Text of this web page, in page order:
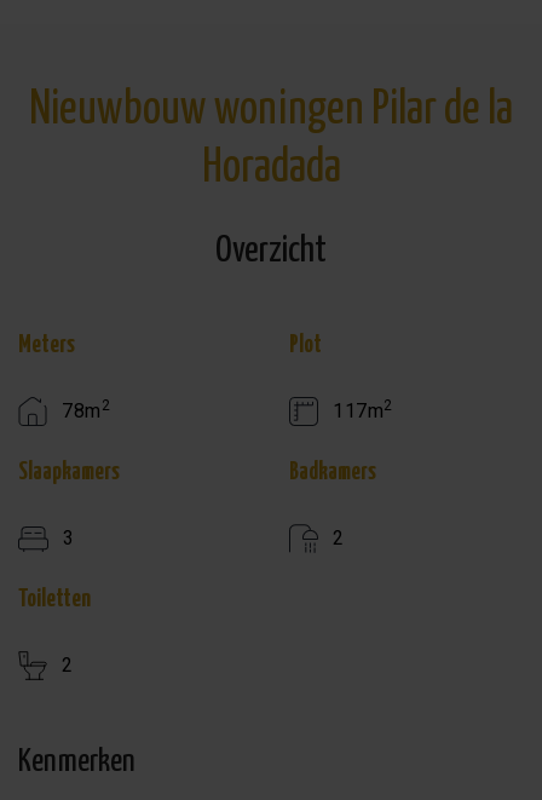
Nieuwbouw woningen Pilar de la
Horadada
Overzicht
Meters
78m 2
Plot
117m2
Slaapkamers
3
Badkamers
2
Toiletten
2
Kenmerken